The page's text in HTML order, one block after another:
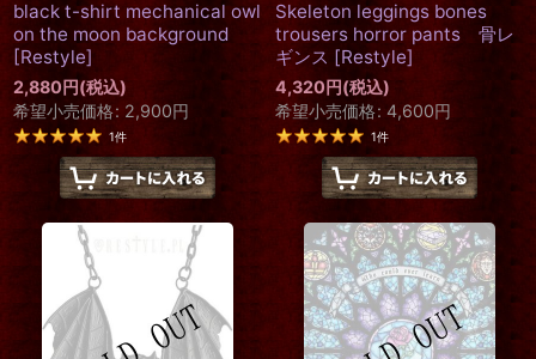
black t-shirt mechanical owl
on the moon background
[Restyle]
2,880円(税込)
希望小売価格: 2,900円
1件
Skeleton leggings bones
trousers horror pants 骨レ
ギンス [Restyle]
4,320円(税込)
希望小売価格: 4,600円
1件